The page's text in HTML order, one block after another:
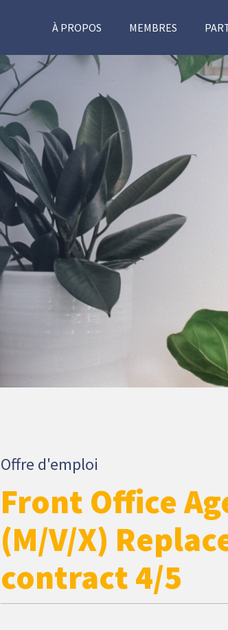
À PROPOS MEMBRES
Offre d'emploi
Front Office
(M/V/X)
contract 4/5